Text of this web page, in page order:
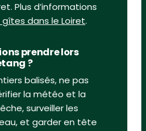
Plus d’informations
dans le Loiret.
prendre lors
?
balisés, ne pas
la météo et la
surveiller les
et garder en tête